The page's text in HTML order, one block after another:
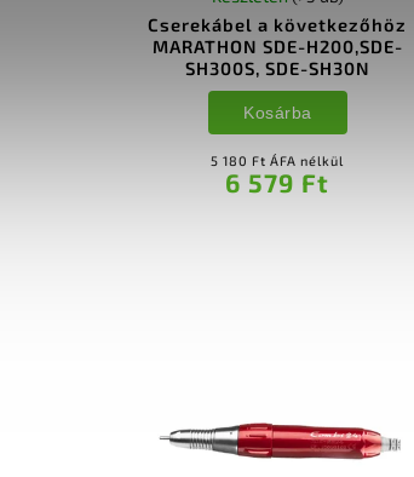
Cserekábel a következőhöz
MARATHON SDE-H200,SDE-
SH300S, SDE-SH30N
5 180 Ft ÁFA nélkül
6 579 Ft
Kosárba